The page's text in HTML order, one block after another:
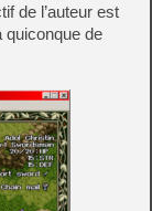
de l’auteur est
quiconque de